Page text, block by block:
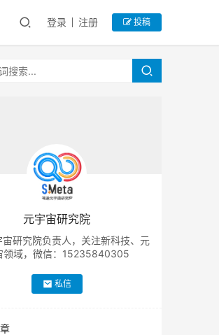
登录 注册 投稿
元宇宙研究院
宙研究院负责人，关注新科技、元
领域，微信：15235840305
私信